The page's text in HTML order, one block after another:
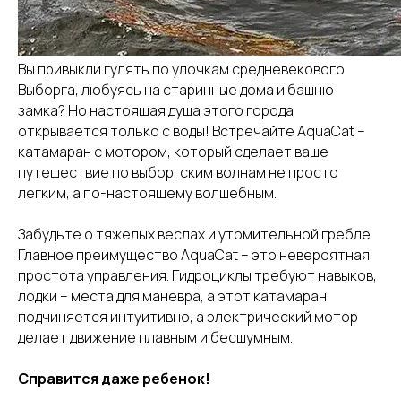
Вы привыкли гулять по улочкам средневекового
Выборга, любуясь на старинные дома и башню
замка? Но настоящая душа этого города
открывается только с воды! Встречайте AquaCat –
катамаран с мотором, который сделает ваше
путешествие по выборгским волнам не просто
легким, а по-настоящему волшебным.
Забудьте о тяжелых веслах и утомительной гребле.
Главное преимущество AquaCat – это невероятная
простота управления. Гидроциклы требуют навыков,
лодки – места для маневра, а этот катамаран
подчиняется интуитивно, а электрический мотор
делает движение плавным и бесшумным.
Справится даже ребенок!